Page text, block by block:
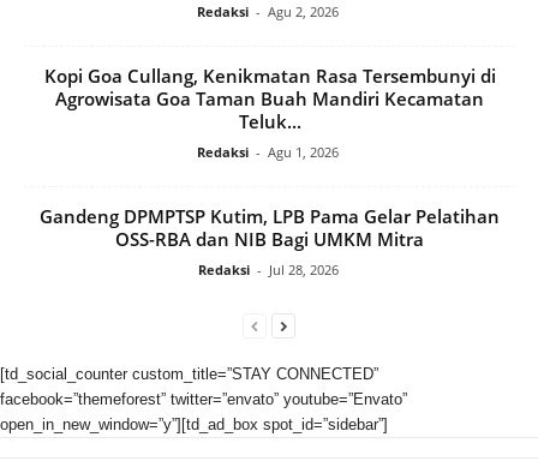
Redaksi - Agu 2, 2026
Kopi Goa Cullang, Kenikmatan Rasa Tersembunyi di
Agrowisata Goa Taman Buah Mandiri Kecamatan
Teluk...
Redaksi - Agu 1, 2026
Gandeng DPMPTSP Kutim, LPB Pama Gelar Pelatihan
OSS-RBA dan NIB Bagi UMKM Mitra
Redaksi - Jul 28, 2026
[td_social_counter custom_title=”STAY CONNECTED”
facebook=”themeforest” twitter=”envato” youtube=”Envato”
open_in_new_window=”y”][td_ad_box spot_id=”sidebar”]